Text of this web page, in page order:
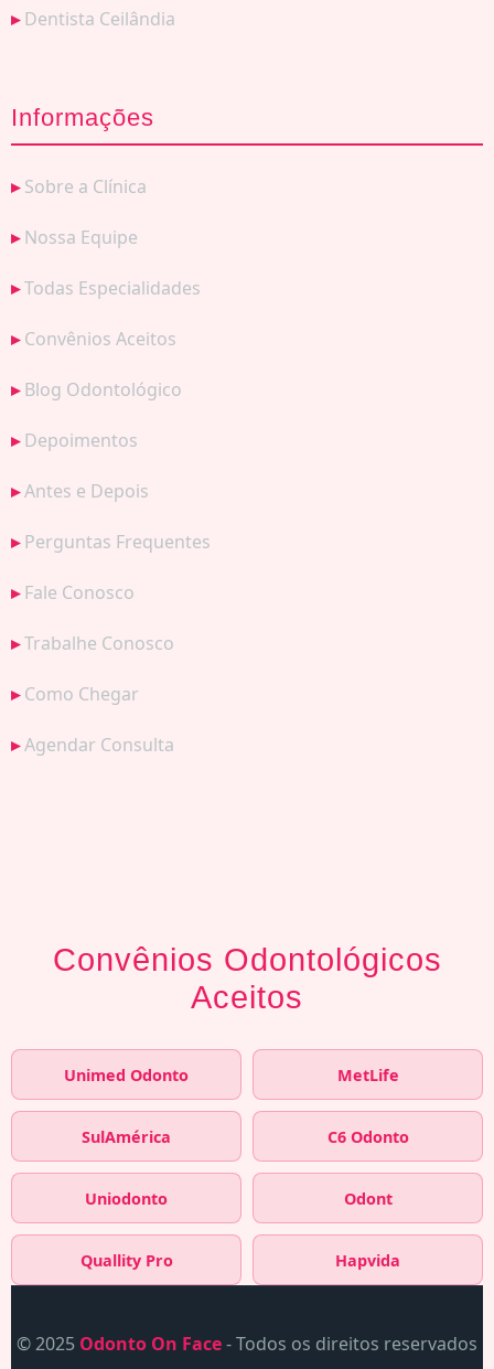
Dentista Ceilândia
Informações
Sobre a Clínica
Nossa Equipe
Todas Especialidades
Convênios Aceitos
Blog Odontológico
Depoimentos
Antes e Depois
Perguntas Frequentes
Fale Conosco
Trabalhe Conosco
Como Chegar
Agendar Consulta
Convênios Odontológicos
Aceitos
Unimed Odonto MetLife
SulAmérica C6 Odonto
Uniodonto Odont
Quallity Pro Hapvida
© 2025 Odonto On Face- Todos os direitos reservados